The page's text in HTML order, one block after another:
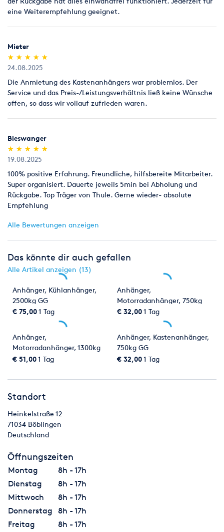
eine Weiterempfehlung geeignet.
Mieter
(*)
★
★
(*) ★
★
(*) ★
★
(*) ★
★
(*) ★
★
24.08.2025
Die Anmietung des Kastenanhängers war problemlos. Der
Service und das Preis-/Leistungsverhältnis ließ keine Wünsche
offen, so dass wir vollauf zufrieden waren.
Bieswanger
(*)
★
★
(*) ★
★
(*) ★
★
(*) ★
★
(*) ★
★
19.08.2025
100% positive Erfahrung. Freundliche, hilfsbereite Mitarbeiter.
Super organisiert. Dauerte jeweils 5min bei Abholung und
Rückgabe. Top Träger von Thule. Gerne wieder- absolute
Empfehlung
Alle Bewertungen anzeigen
Das könnte dir auch gefallen
Alle Artikel anzeigen (13)
Anhänger, Kühlanhänger,
2500kg GG
€ 75,001 Tag
Anhänger,
Motorradanhänger, 750kg
GG
€ 32,001 Tag
Anhänger,
Motorradanhänger, 1300kg
GG, Tempo 100
€ 51,001 Tag
Anhänger, Kastenanhänger,
750kg GG
€ 32,001 Tag
Standort
Heinkelstraße 12
71034 Böblingen
Deutschland
Öffnungszeiten
Montag
8h - 17h
Dienstag
8h - 17h
Mittwoch
8h - 17h
Donnerstag
8h - 17h
Freitag
8h - 17h